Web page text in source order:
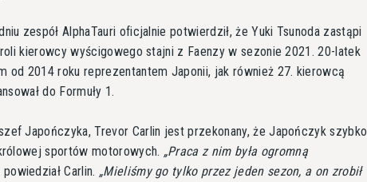
zespół AlphaTauri oficjalnie potwierdził, że Yuki Tsunoda zastąpi
roli kierowcy wyścigowego stajni z Faenzy w sezonie 2021. 20-latek
od 2014 roku reprezentantem Japonii, jak również 27. kierowcą
do Formuły 1.
Japończyka, Trevor Carlin jest przekonany, że Japończyk szybko
sportów motorowych.
Praca z nim była ogromną
Carlin.
Mieliśmy go tylko przez jeden sezon, a on zrobił